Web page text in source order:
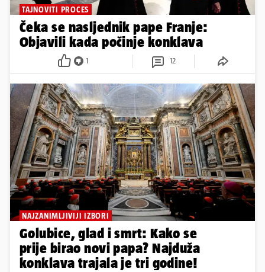
TAJNOVITI PROCES
Čeka se nasljednik pape Franje:
Objavili kada počinje konklava
1 12
NAJZANIMLJIVIJI IZBORI
Golubice, glad i smrt: Kako se
prije birao novi papa? Najduža
konklava trajala je tri godine!